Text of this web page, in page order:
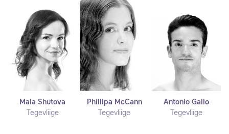
Maia Shutova
Tegevliige
Phillipa McCann
Tegevliige
Antonio Gallo
Tegevliige